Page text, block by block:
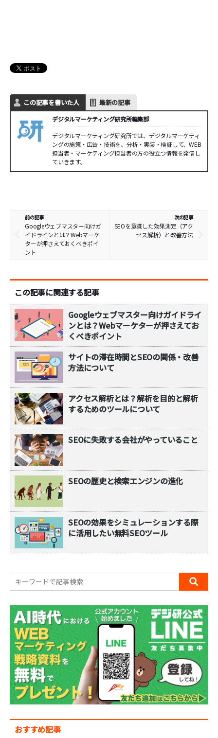
この記事を書いた人 最新の記事
デジタルマーケティング研究所編集部
デジタルマーケティング研究所では、デジタルマーケティ
ングの施策・広告・技術を、分析・実装・検証して、WEB
担当者・マーケティング担当者の方の役立つ情報を発信し
ていきます。
前の記事
Googleウェブマスター向けガ
イドラインとは？Webマーケ
ターが押さえておくべきポイ
ント
次の記事
SEOを意識した効果測定（アク
セス解析）と改善方法
この記事に関連する記事
Googleウェブマスター向けガイドライ
ンとは？Webマーケターが押さえてお
くべきポイント
サイトの滞在時間とSEOの関係・改善
方法について
アクセス解析とは？解析を目的と解析
するためのツールについて
SEOに失敗する会社がやっていること
SEOの歴史と検索エンジンの進化
SEOの効果をシミュレーションする際
に活用したい無料SEOツール
おすすめ記事